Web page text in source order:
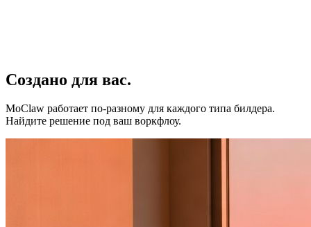
Создано для вас.
MoClaw работает по-разному для каждого типа билдера.
Найдите решение под ваш воркфлоу.